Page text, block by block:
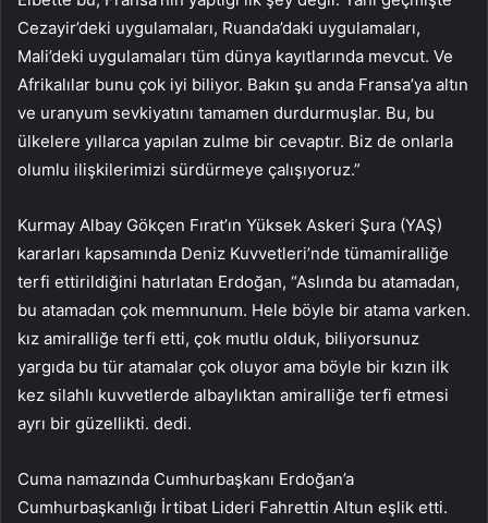
Cezayir’deki uygulamaları, Ruanda’daki uygulamaları,
Mali’deki uygulamaları tüm dünya kayıtlarında mevcut. Ve
Afrikalılar bunu çok iyi biliyor. Bakın şu anda Fransa’ya altın
ve uranyum sevkiyatını tamamen durdurmuşlar. Bu, bu
ülkelere yıllarca yapılan zulme bir cevaptır. Biz de onlarla
olumlu ilişkilerimizi sürdürmeye çalışıyoruz.”
Kurmay Albay Gökçen Fırat’ın Yüksek Askeri Şura (YAŞ)
kararları kapsamında Deniz Kuvvetleri’nde tümamiralliğe
terfi ettirildiğini hatırlatan Erdoğan, “Aslında bu atamadan,
bu atamadan çok memnunum. Hele böyle bir atama varken.
kız amiralliğe terfi etti, çok mutlu olduk, biliyorsunuz
yargıda bu tür atamalar çok oluyor ama böyle bir kızın ilk
kez silahlı kuvvetlerde albaylıktan amiralliğe terfi etmesi
ayrı bir güzellikti. dedi.
Cuma namazında Cumhurbaşkanı Erdoğan’a
Cumhurbaşkanlığı İrtibat Lideri Fahrettin Altun eşlik etti.